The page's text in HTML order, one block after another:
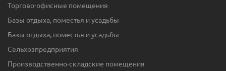
Торгово-офисные помещения
Базы отдыха, поместья и усадьбы
Базы отдыха, поместья и усадьбы
Сельхозпредприятия
Производственно-складские помещения